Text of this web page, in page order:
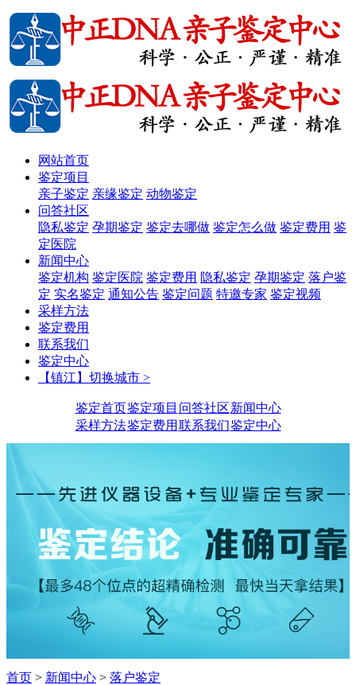
网站首页
鉴定项目
亲子鉴定 亲缘鉴定 动物鉴定
问答社区
隐私鉴定 孕期鉴定 鉴定去哪做 鉴定怎么做 鉴定费用 鉴
定医院
新闻中心
鉴定机构 鉴定医院 鉴定费用 隐私鉴定 孕期鉴定 落户鉴
定 实名鉴定 通知公告 鉴定问题 特邀专家 鉴定视频
采样方法
鉴定费用
联系我们
鉴定中心
【镇江】切换城市 >
鉴定首页鉴定项目 问答社区新闻中心
采样方法鉴定费用 联系我们鉴定中心
首页 > 新闻中心 > 落户鉴定